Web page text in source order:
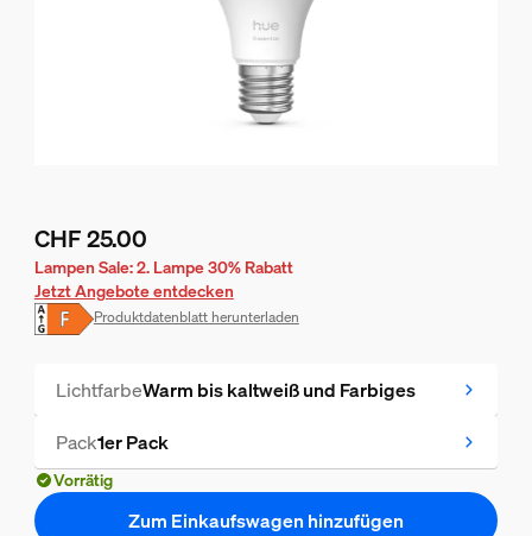
Aktueller Preis ist CHF 25.00
CHF 25.00
Lampen Sale: 2. Lampe 30% Rabatt
Jetzt Angebote entdecken
Produktdatenblatt herunterladen
LichtfarbeWarm bis kaltweiß und Farbiges
Pack1er Pack
Vorrätig
Zum Einkaufswagen hinzufügen